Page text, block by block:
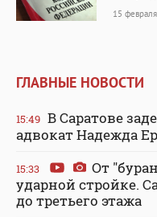
15
ГЛАВНЫЕ НОВОСТИ
15:49 В Саратове
адвокат Надежда
15:33
От
ударной стройке.
до третьего этажа